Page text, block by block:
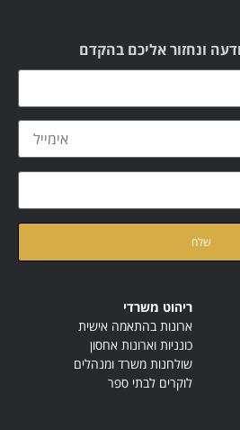
ונחזור אליכם בהקדם
ריהוט משרדי
ארונות בהתאמה אישית
כונניות וארונות אחסון
שולחנות משרד ומנהלים
לוקרים לבתי ספר